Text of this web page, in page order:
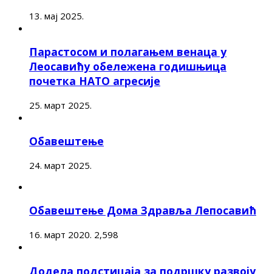
13. мај 2025.
Парастосом и полагањем венаца у
Леосавићу обележена годишњица
почетка НАТО агресије
25. март 2025.
Обавештење
24. март 2025.
Обавештење Дома Здравља Лепосавић
16. март 2020. 2,598
Додела подстицаја за подршку развоју